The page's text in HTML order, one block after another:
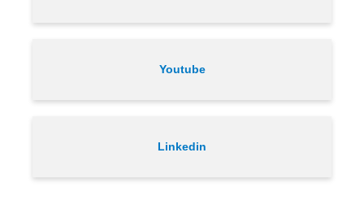
Youtube
Linkedin